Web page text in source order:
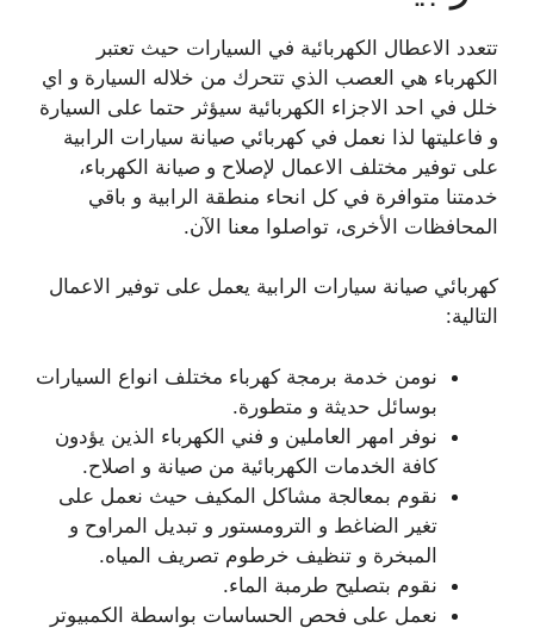
تتعدد الاعطال الكهربائية في السيارات حيث تعتبر
الكهرباء هي العصب الذي تتحرك من خلاله السيارة و اي
خلل في احد الاجزاء الكهربائية سيؤثر حتما على السيارة
و فاعليتها لذا نعمل في كهربائي صيانة سيارات الرابية
على توفير مختلف الاعمال لإصلاح و صيانة الكهرباء،
خدمتنا متوافرة في كل انحاء منطقة الرابية و باقي
المحافظات الأخرى، تواصلوا معنا الآن.
كهربائي صيانة سيارات الرابية يعمل على توفير الاعمال
التالية:
نومن خدمة برمجة كهرباء مختلف انواع السيارات
بوسائل حديثة و متطورة.
نوفر امهر العاملين و فني الكهرباء الذين يؤدون
كافة الخدمات الكهربائية من صيانة و اصلاح.
نقوم بمعالجة مشاكل المكيف حيث نعمل على
تغير الضاغط و الترومستور و تبديل المراوح و
المبخرة و تنظيف خرطوم تصريف المياه.
نقوم بتصليح طرمبة الماء.
نعمل على فحص الحساسات بواسطة الكمبيوتر